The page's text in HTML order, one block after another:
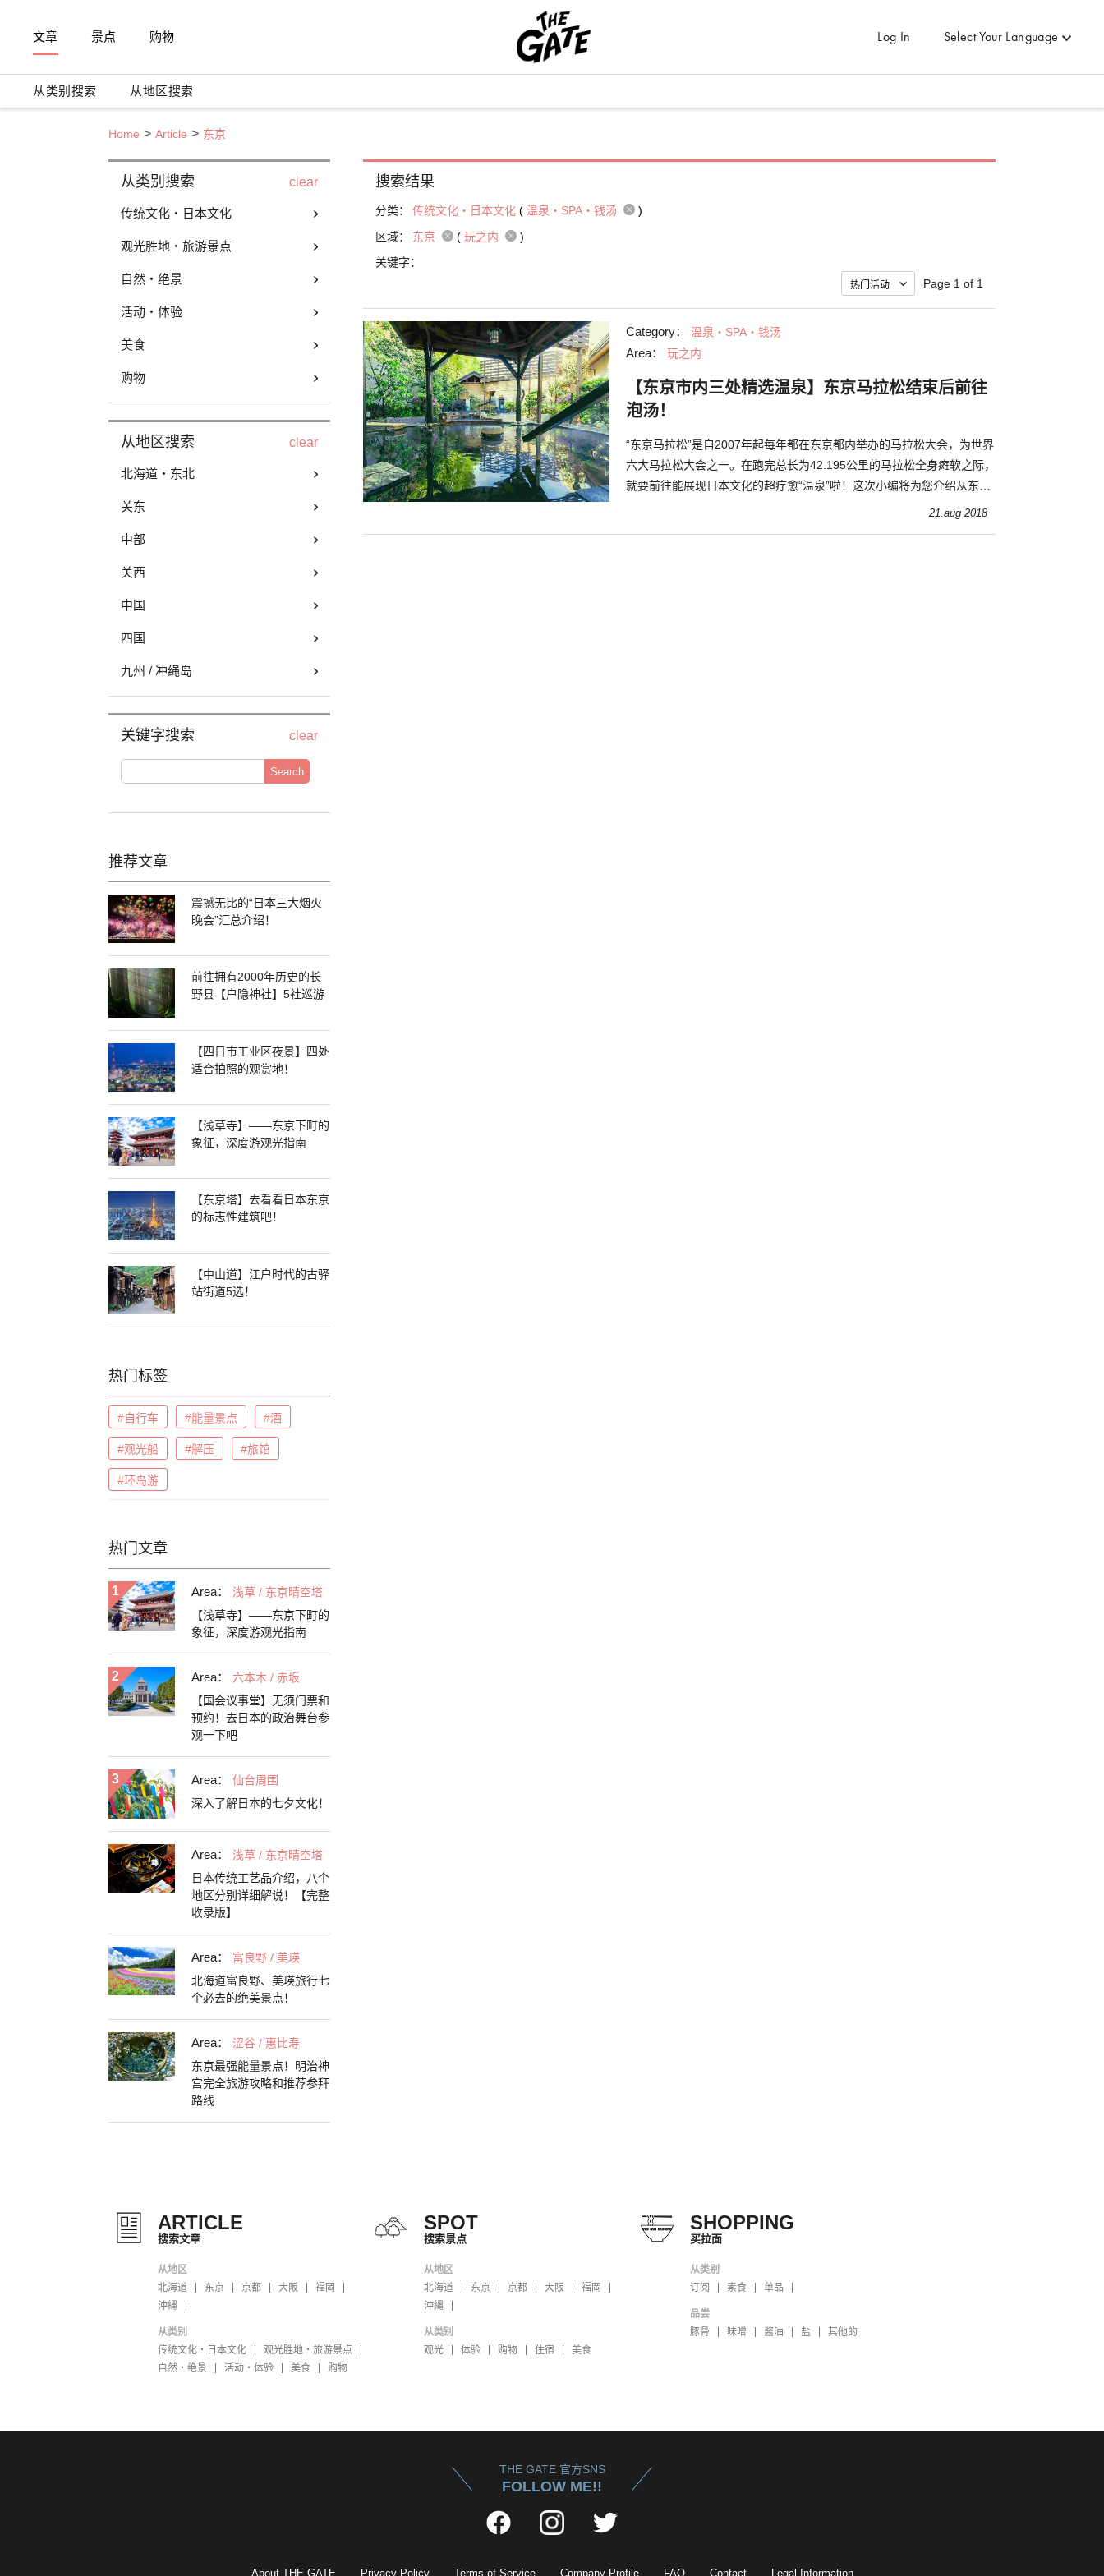
文章 景点 购物 Log In Select Your Language
从类别搜索 从地区搜索
Home Article 东京
从类别搜索 clear
传统文化・日本文化
观光胜地・旅游景点
自然・绝景
活动・体验
美食
购物
从地区搜索 clear
北海道・东北
关东
中部
关西
中国
四国
九州 / 冲绳岛
关键字搜索 clear
Search
推荐文章
震撼无比的“日本三大烟火
晚会”汇总介绍！
前往拥有2000年历史的长
野县【户隐神社】5社巡游
【四日市工业区夜景】四处
适合拍照的观赏地！
【浅草寺】——东京下町的
象征，深度游观光指南
【东京塔】去看看日本东京
的标志性建筑吧！
【中山道】江户时代的古驿
站街道5选！
热门标签
#自行车 #能量景点 #酒
#观光船 #解压 #旅馆
#环岛游
热门文章
Area：
浅草 / 东京晴空塔
【浅草寺】——东京下町的
象征，深度游观光指南
Area：
六本木 / 赤坂
【国会议事堂】无须门票和
预约！去日本的政治舞台参
观一下吧
Area：
仙台周围
深入了解日本的七夕文化！
Area：
浅草 / 东京晴空塔
日本传统工艺品介绍，八个
地区分别详细解说！【完整
收录版】
Area：
富良野 / 美瑛
北海道富良野、美瑛旅行七
个必去的绝美景点！
Area：
涩谷 / 惠比寿
东京最强能量景点！明治神
宫完全旅游攻略和推荐参拜
路线
搜索结果
分类： 传统文化・日本文化 ( 温泉・SPA・钱汤
)
区域：
东京 ( 玩之内
)
关键字：
Page 1 of 1
Category： 温泉・SPA・钱汤
Area： 玩之内
【东京市内三处精选温泉】东京马拉松结束后前往
泡汤！
“东京马拉松”是自2007年起每年都在东京都内举办的马拉松大会，为世界
六大马拉松大会之一。在跑完总长为42.195公里的马拉松全身瘫软之际，
就要前往能展现日本文化的超疗愈“温泉”啦！这次小编将为您介绍从东京
21.aug 2018
ARTICLE
搜索文章
从地区
北海道
东京 京都 大阪
福岡
沖縄
从类别
传统文化・日本文化
观光胜地・旅游景点
自然・绝景
活动・体验 美食 购物
SPOT
搜索景点
从地区
北海道
东京 京都 大阪
福岡
沖縄
从类别
观光
体验 购物 住宿 美食
SHOPPING
买拉面
从类别
订阅
素食 单品
品尝
豚骨
味噌 酱油 盐 其他的
THE GATE 官方SNS
FOLLOW ME!!
About THE GATE Privacy Policy Terms of Service Company Profile FAQ Contact Legal Information